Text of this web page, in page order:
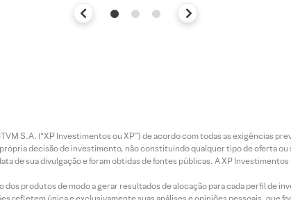
S.A. (“XP Investimentos ou XP”) de acordo com todas as exigências
decisão de investimento, não constituindo qualquer tipo de oferta
de sua divulgação e foram obtidas de fontes públicas. A XP
produtos de modo a gerar resultados de alocação para cada perfil de